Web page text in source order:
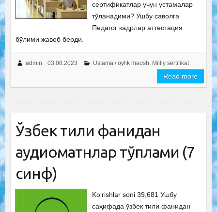
сертификатлар учун устамалар
тўланадими? Ушбу саволга
Педагог кадрлар аттестация
бўлими жавоб берди.
admin 03.08.2023 Ustama / oylik maosh, Milliy sertifikat
Read more
Ўзбек тили фанидан
аудиоматнлар тўплами (7
синф)
Ko‘rishlar soni 39,681 Ушбу
саҳифада ўзбек тили фанидан